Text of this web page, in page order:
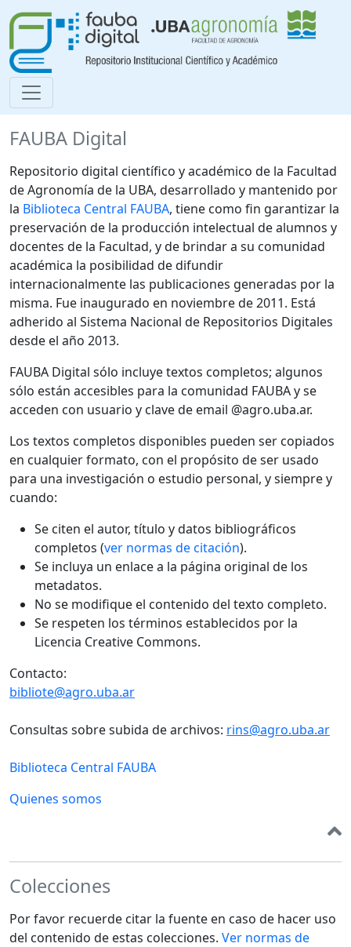
FAUBA Digital
Repositorio digital científico y académico de la Facultad
de Agronomía de la UBA, desarrollado y mantenido por
la Biblioteca Central FAUBA, tiene como fin garantizar la
preservación de la producción intelectual de alumnos y
docentes de la Facultad, y de brindar a su comunidad
académica la posibilidad de difundir
internacionalmente las publicaciones generadas por la
misma. Fue inaugurado en noviembre de 2011. Está
adherido al Sistema Nacional de Repositorios Digitales
desde el año 2013.
FAUBA Digital sólo incluye textos completos; algunos
sólo están accesibles para la comunidad FAUBA y se
acceden con usuario y clave de email @agro.uba.ar.
Los textos completos disponibles pueden ser copiados
en cualquier formato, con el propósito de ser usado
para una investigación o estudio personal, y siempre y
cuando:
Se citen el autor, título y datos bibliográficos
completos (ver normas de citación).
Se incluya un enlace a la página original de los
metadatos.
No se modifique el contenido del texto completo.
Se respeten los términos establecidos por la
Licencia Creative Commons.
Contacto:
bibliote@agro.uba.ar
Consultas sobre subida de archivos: rins@agro.uba.ar
Biblioteca Central FAUBA
Quienes somos
Colecciones
Por favor recuerde citar la fuente en caso de hacer uso
del contenido de estas colecciones. Ver normas de